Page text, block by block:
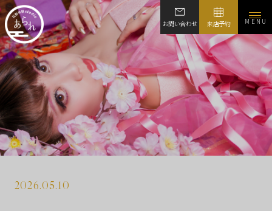
お問い合わせ 来店予約 MENU
2026.05.10